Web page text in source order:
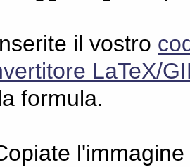
il vostro
LaTeX/
formula.